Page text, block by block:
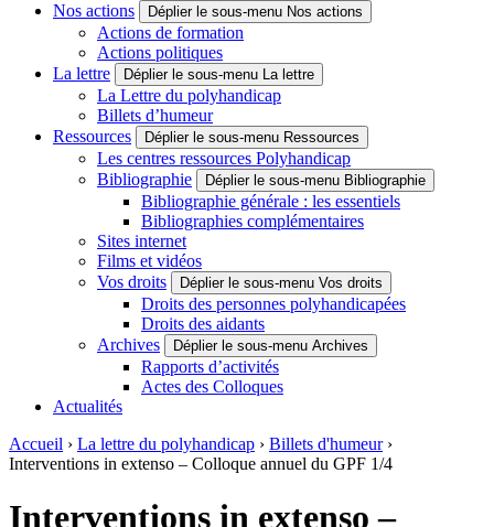
Nos actions
Déplier le sous-menu Nos actions
Actions de formation
Actions politiques
La lettre
Déplier le sous-menu La lettre
La Lettre du polyhandicap
Billets d’humeur
Ressources
Déplier le sous-menu Ressources
Les centres ressources Polyhandicap
Bibliographie
Déplier le sous-menu Bibliographie
Bibliographie générale : les essentiels
Bibliographies complémentaires
Sites internet
Films et vidéos
Vos droits
Déplier le sous-menu Vos droits
Droits des personnes polyhandicapées
Droits des aidants
Archives
Déplier le sous-menu Archives
Rapports d’activités
Actes des Colloques
Actualités
Accueil › La lettre du polyhandicap › Billets d'humeur›
Interventions in extenso – Colloque annuel du GPF 1/4
Interventions in extenso –